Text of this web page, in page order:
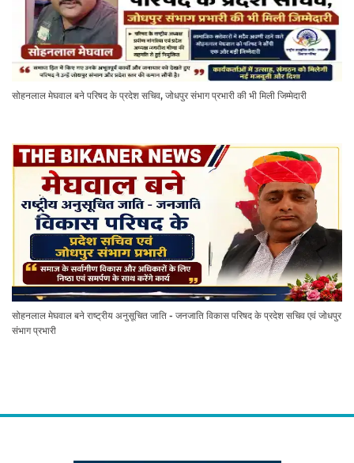
सोहनलाल मेघवाल बने परिषद के प्रदेश सचिव, जोधपुर संभाग प्रभारी की भी मिली जिम्मेदारी
सोहनलाल मेघवाल बने राष्ट्रीय अनुसूचित जाति - जनजाति विकास परिषद के प्रदेश सचिव एवं जोधपुर
संभाग प्रभारी